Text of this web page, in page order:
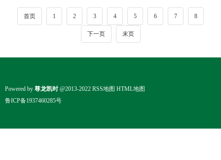
首页 1 2 3 4 5 6 7 8
下一页 末页
Powered by 尊龙凯时@2013-2022 RSS地图 HTML地图
鲁ICP备1937460285号